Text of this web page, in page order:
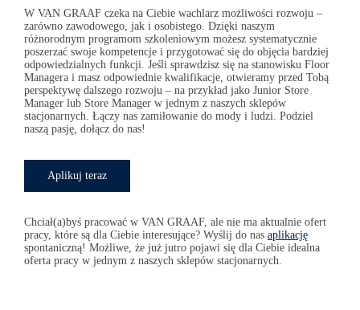
W VAN GRAAF czeka na Ciebie wachlarz możliwości rozwoju –
zarówno zawodowego, jak i osobistego. Dzięki naszym
różnorodnym programom szkoleniowym możesz systematycznie
poszerzać swoje kompetencje i przygotować się do objęcia bardziej
odpowiedzialnych funkcji. Jeśli sprawdzisz się na stanowisku Floor
Managera i masz odpowiednie kwalifikacje, otwieramy przed Tobą
perspektywę dalszego rozwoju – na przykład jako Junior Store
Manager lub Store Manager w jednym z naszych sklepów
stacjonarnych. Łączy nas zamiłowanie do mody i ludzi. Podziel
naszą pasję, dołącz do nas!
Aplikuj teraz
Chciał(a)byś pracować w VAN GRAAF, ale nie ma aktualnie ofert
pracy, które są dla Ciebie interesujące? Wyślij do nas aplikację
spontaniczną! Możliwe, że już jutro pojawi się dla Ciebie idealna
oferta pracy w jednym z naszych sklepów stacjonarnych.